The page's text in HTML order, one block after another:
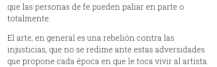
que las personas de fe pueden paliar en parte o
totalmente.
El arte, en general es una rebelión contra las
injusticias, que no se redime ante estas adversidades
que propone cada época en que le toca vivir al artista.